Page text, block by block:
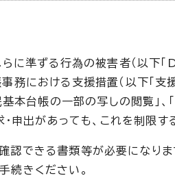
に準ずる行為の被害者（以下「
における支援措置（以下「支
本台帳の一部の写しの閲覧」、
申出があっても、これを制限す
認できる書類等が必要になりま
続きください。